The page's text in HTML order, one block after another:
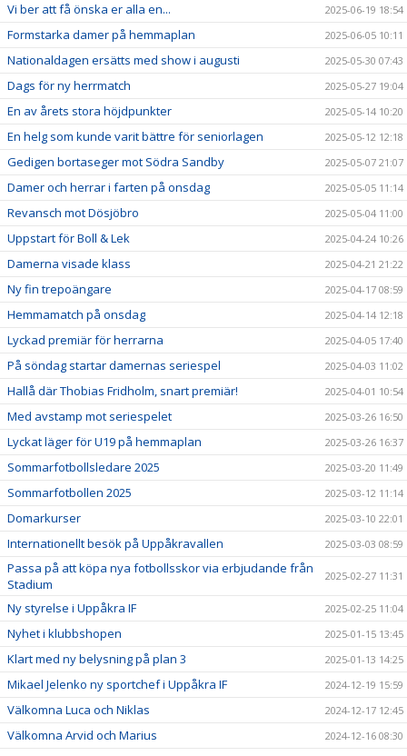
Vi ber att få önska er alla en... 2025-06-19 18:54
Formstarka damer på hemmaplan 2025-06-05 10:11
Nationaldagen ersätts med show i augusti 2025-05-30 07:43
Dags för ny herrmatch 2025-05-27 19:04
En av årets stora höjdpunkter 2025-05-14 10:20
En helg som kunde varit bättre för seniorlagen 2025-05-12 12:18
Gedigen bortaseger mot Södra Sandby 2025-05-07 21:07
Damer och herrar i farten på onsdag 2025-05-05 11:14
Revansch mot Dösjöbro 2025-05-04 11:00
Uppstart för Boll & Lek 2025-04-24 10:26
Damerna visade klass 2025-04-21 21:22
Ny fin trepoängare 2025-04-17 08:59
Hemmamatch på onsdag 2025-04-14 12:18
Lyckad premiär för herrarna 2025-04-05 17:40
På söndag startar damernas seriespel 2025-04-03 11:02
Hallå där Thobias Fridholm, snart premiär! 2025-04-01 10:54
Med avstamp mot seriespelet 2025-03-26 16:50
Lyckat läger för U19 på hemmaplan 2025-03-26 16:37
Sommarfotbollsledare 2025 2025-03-20 11:49
Sommarfotbollen 2025 2025-03-12 11:14
Domarkurser 2025-03-10 22:01
Internationellt besök på Uppåkravallen 2025-03-03 08:59
Passa på att köpa nya fotbollsskor via erbjudande från
Stadium
2025-02-27 11:31
Ny styrelse i Uppåkra IF 2025-02-25 11:04
Nyhet i klubbshopen 2025-01-15 13:45
Klart med ny belysning på plan 3 2025-01-13 14:25
Mikael Jelenko ny sportchef i Uppåkra IF 2024-12-19 15:59
Välkomna Luca och Niklas 2024-12-17 12:45
Välkomna Arvid och Marius 2024-12-16 08:30